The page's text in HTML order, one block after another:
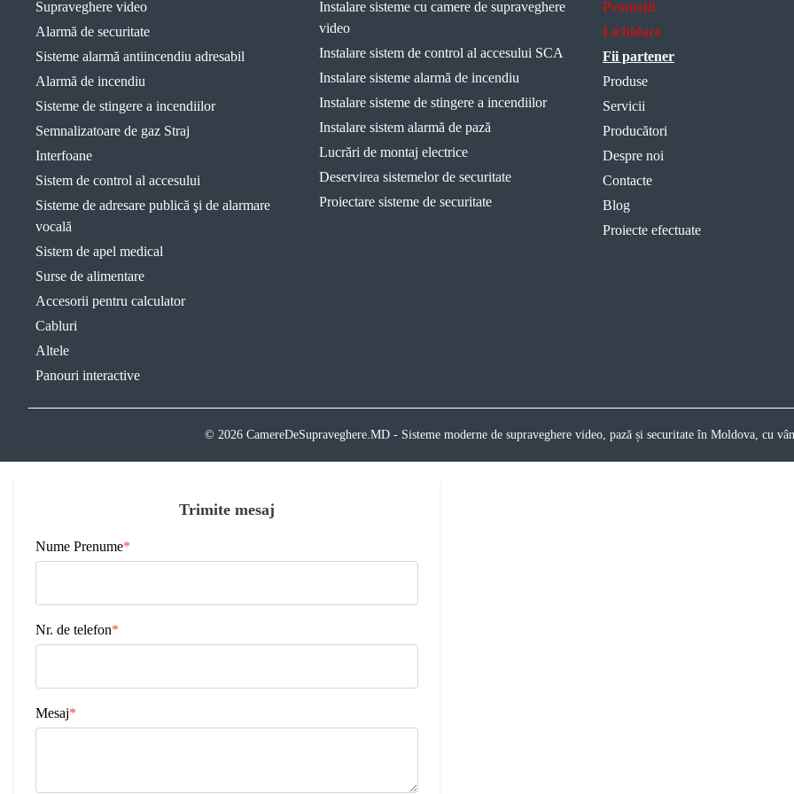
Supraveghere video
Alarmă de securitate
Sisteme alarmă antiincendiu adresabil
Alarmă de incendiu
Sisteme de stingere a incendiilor
Semnalizatoare de gaz Straj
Interfoane
Sistem de control al accesului
Sisteme de adresare publică şi de alarmare
vocală
Sistem de apel medical
Surse de alimentare
Accesorii pentru calculator
Cabluri
Altele
Panouri interactive
Instalare sisteme cu camere de supraveghere
video
Instalare sistem de control al accesului SCA
Instalare sisteme alarmă de incendiu
Instalare sisteme de stingere a incendiilor
Instalare sistem alarmă de pază
Lucrări de montaj electrice
Deservirea sistemelor de securitate
Proiectare sisteme de securitate
Promoții
Lichidare
Fii partener
Produse
Servicii
Producători
Despre noi
Contacte
Blog
Proiecte efectuate
© 2026 CamereDeSupraveghere.MD - Sisteme moderne de supraveghere video, pază și securitate în Moldova, cu
Trimite mesaj
Nume Prenume*
Nr. de telefon*
Mesaj*